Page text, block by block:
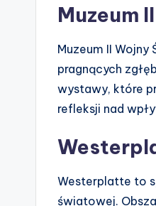
Muzeum
Muzeum II
pragnących
wystawy, które
refleksji nad
Westerplatte to
światowej.